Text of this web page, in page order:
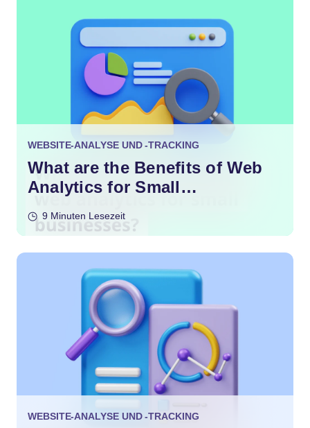
WEBSITE-ANALYSE UND -TRACKING
What are the Benefits of Web
Analytics for Small
9 Minuten Lesezeit
WEBSITE-ANALYSE UND -TRACKING